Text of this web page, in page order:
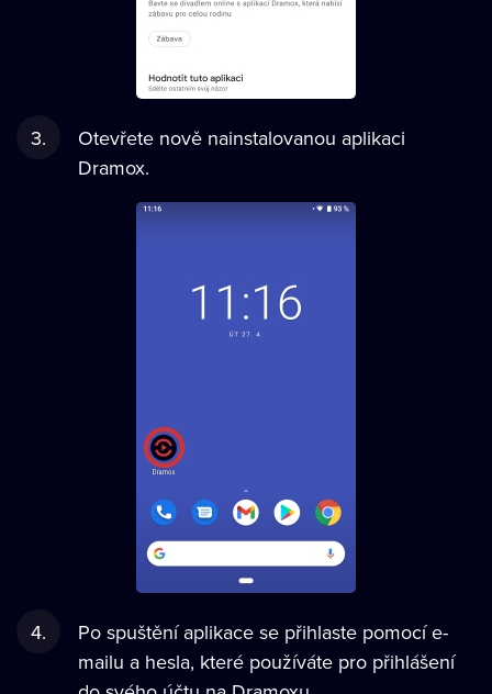
Otevřete nově nainstalovanou aplikaci
Dramox.
Po spuštění aplikace se přihlaste pomocí e-
mailu a hesla, které používáte pro přihlášení